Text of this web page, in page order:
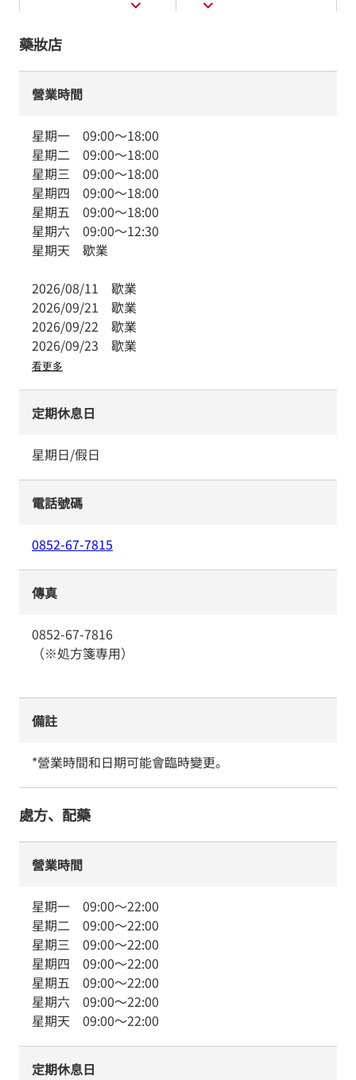
藥妝店
營業時間
星期一 09:00～18:00
星期二 09:00～18:00
星期三 09:00～18:00
星期四 09:00～18:00
星期五 09:00～18:00
星期六 09:00～12:30
星期天 歇業
2026/08/11 歇業
2026/09/21 歇業
2026/09/22 歇業
2026/09/23 歇業
看更多
定期休息日
星期日/假日
電話號碼
0852-67-7815
傳真
0852-67-7816
（※処方箋専用）
備註
*營業時間和日期可能會臨時變更。
處方、配藥
營業時間
星期一 09:00～22:00
星期二 09:00～22:00
星期三 09:00～22:00
星期四 09:00～22:00
星期五 09:00～22:00
星期六 09:00～22:00
星期天 09:00～22:00
定期休息日